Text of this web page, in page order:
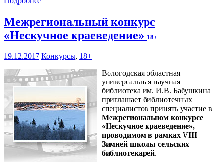
Межрегиональный конкурс
«Нескучное краеведение» 18+
19.12.2017 Конкурсы, 18+
Вологодская областная
универсальная научная
библиотека им. И.В. Бабушкина
приглашает библиотечных
специалистов принять участие в
Межрегиональном конкурсе
«Нескучное краеведение»,
проводимом в рамках VIII
Зимней школы сельских
библиотекарей.